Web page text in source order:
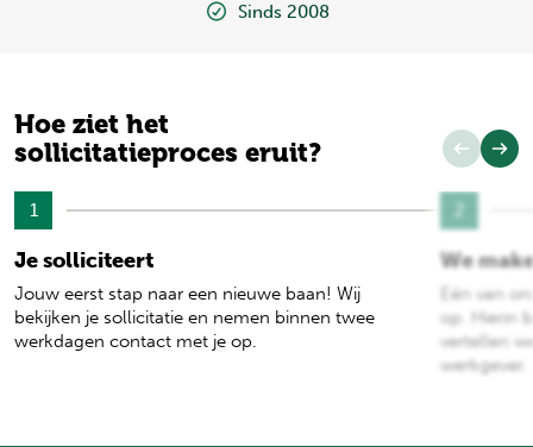
Sinds 2008
Hoe ziet het
sollicitatieproces eruit?
1
Je solliciteert
Jouw eerst stap naar een nieuwe baan! Wij
bekijken je sollicitatie en nemen binnen twee
werkdagen contact met je op.
We
Eén van
op. Hierin
vertellen
werkgever.